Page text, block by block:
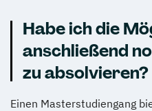
Habe ich die
anschließend
zu absolvieren?
Einen Masterstudiengang